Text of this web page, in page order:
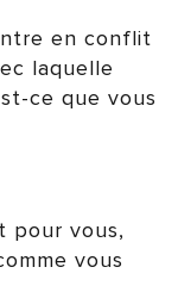
en conflit
laquelle
ce que vous
pour vous,
vous